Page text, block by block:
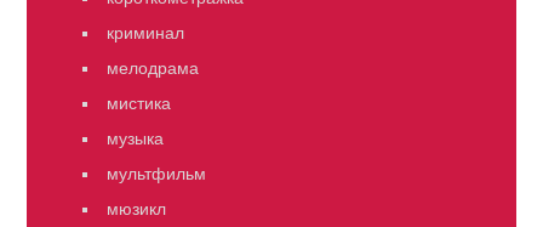
криминал
мелодрама
мистика
музыка
мультфильм
мюзикл